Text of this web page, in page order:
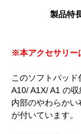
製品特
※本アクセサリー
このソフトパッド
A10/ A1X/ A1 の収
内部のやわらか
が付いています。